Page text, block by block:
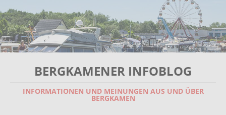
BERGKAMENER INFOBLOG
INFORMATIONEN UND MEINUNGEN AUS UND ÜBER
BERGKAMEN